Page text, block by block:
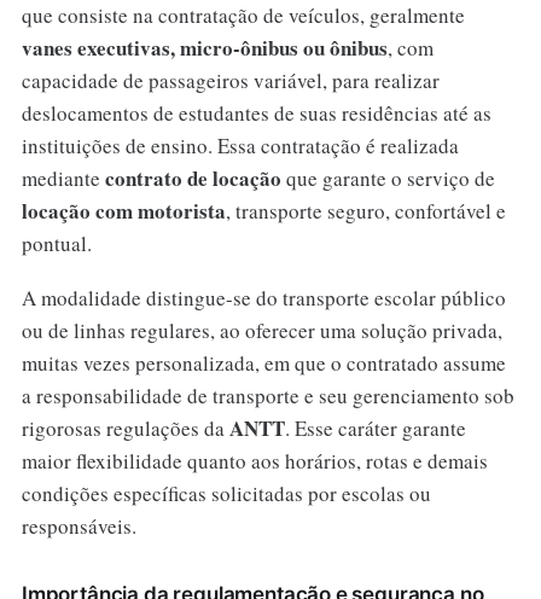
que consiste na contratação de veículos, geralmente
vanes executivas, micro-ônibus ou ônibus, com
capacidade de passageiros variável, para realizar
deslocamentos de estudantes de suas residências até as
instituições de ensino. Essa contratação é realizada
mediante contrato de locação que garante o serviço de
locação com motorista, transporte seguro, confortável e
pontual.
A modalidade distingue-se do transporte escolar público
ou de linhas regulares, ao oferecer uma solução privada,
muitas vezes personalizada, em que o contratado assume
a responsabilidade de transporte e seu gerenciamento sob
rigorosas regulações daANTT. Esse caráter garante
maior flexibilidade quanto aos horários, rotas e demais
condições específicas solicitadas por escolas ou
responsáveis.